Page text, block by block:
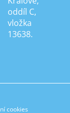
oddíl C,
vložka
13638.
cookies